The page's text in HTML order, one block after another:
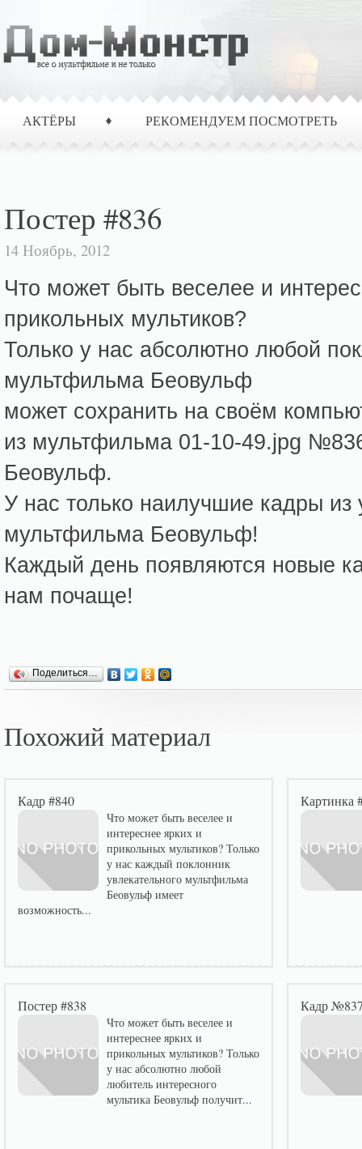
АКТЁРЫ РЕКОМЕНДУЕМ ПОСМОТРЕТЬ
Постер #836
14 Ноябрь, 2012
Что может быть веселее и
прикольных мультиков?
Только у нас абсолютно любой
мультфильма Беовульф
может сохранить на своём
из мультфильма 01-10-49.jpg
Беовульф.
У нас только наилучшие кадры из
мультфильма Беовульф!
Каждый день появляются новые
нам почаще!
Поделиться…
Похожий материал
Кадр #840
Что может быть веселее и
интереснее ярких и
прикольных мультиков? Только
у нас каждый поклонник
увлекательного мультфильма
Беовульф имеет
возможность...
Картинка
Постер #838
Что может быть веселее и
интереснее ярких и
прикольных мультиков? Только
у нас абсолютно любой
любитель интересного
мультика Беовульф получит...
Кадр